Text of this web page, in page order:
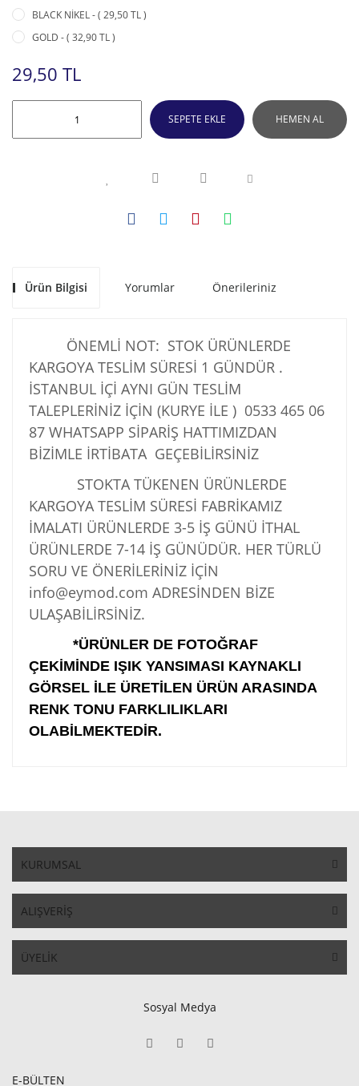
BLACK NİKEL - ( 29,50 TL )
GOLD - ( 32,90 TL )
29,50 TL
SEPETE EKLE HEMEN AL
Ürün Bilgisi Yorumlar Önerileriniz
ÖNEMLİ NOT: STOK ÜRÜNLERDE
KARGOYA TESLİM SÜRESİ 1 GÜNDÜR .
İSTANBUL İÇİ AYNI GÜN TESLİM
TALEPLERİNİZ İÇİN (KURYE İLE ) 0533 465 06
87 WHATSAPP SİPARİŞ HATTIMIZDAN
BİZİMLE İRTİBATA GEÇEBİLİRSİNİZ
STOKTA TÜKENEN ÜRÜNLERDE
KARGOYA TESLİM SÜRESİ FABRİKAMIZ
İMALATI ÜRÜNLERDE 3-5 İŞ GÜNÜ İTHAL
ÜRÜNLERDE 7-14 İŞ GÜNÜDÜR. HER TÜRLÜ
SORU VE ÖNERİLERİNİZ İÇİN
info@eymod.com ADRESİNDEN BİZE
ULAŞABİLİRSİNİZ.
*ÜRÜNLER DE FOTOĞRAF
ÇEKİMİNDE IŞIK YANSIMASI KAYNAKLI
GÖRSEL İLE ÜRETİLEN ÜRÜN ARASINDA
RENK TONU FARKLILIKLARI
OLABİLMEKTEDİR.
KURUMSAL
ALIŞVERİŞ
ÜYELİK
Sosyal Medya
E-BÜLTEN